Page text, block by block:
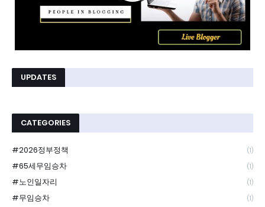
UPDATES
CATEGORIES
#2026정부정책 (1)
#65세무임승차 (1)
#노인일자리 (1)
#무임승차 (1)